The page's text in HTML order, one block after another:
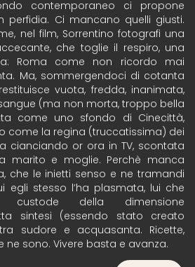
contemporaneo ci propone
perfidia. Ci mancano quelli giusti.
nel film, Sorrentino fotografi una
che toglie il respiro, una
Roma come non ricordo mai
Ma, sommergendoci di cotanta
vuota, fredda, inanimata,
(ma non morta, troppo bella
come uno sfondo di Cinecittà,
come la regina (truccatissima) dei
cianciando or ora in TV, scontata
marito e moglie. Perchè manca
che le inietti senso e ne tramandi
egli stesso l’ha plasmata, lui che
custode della dimensione
sintesi (essendo stato creato
sudore e acquasanta. Ricette,
ne sono. Vivere basta e avanza.